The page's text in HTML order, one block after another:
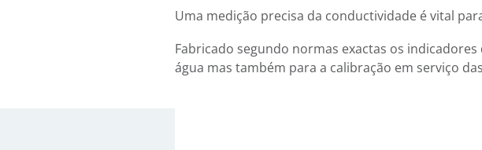
Uma medição precisa da conductividade é vital
Fabricado segundo normas exactas os
água mas também para a calibração em serviço